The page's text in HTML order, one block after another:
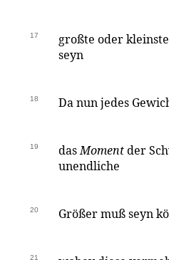
17
großte oder
seyn
18 Da nun jedes
19 dasMomentder
unendliche
20 Größer muß seyn
21